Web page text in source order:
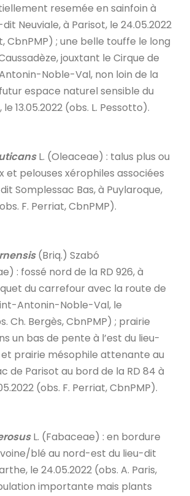
resemée en sainfoin à
dit Neuviale, à Parisot, le 24.05.2022
CbnPMP) ; une belle touffe le long
jouxtant le Cirque de
Noble-Val, non loin de la
espace naturel sensible du
13.05.2022 (obs. L. Pessotto).
L. (Oleaceae) : talus plus ou
et pelouses xérophiles associées
Somplessac Bas, à Puylaroque,
F. Perriat, CbnPMP).
(Briq.) Szabó
: fossé nord de la RD 926, à
du carrefour avec la route de
Antonin-Noble-Val, le
Ch. Bergès, CbnPMP) ; prairie
un bas de pente à l’est du lieu-
et prairie mésophile attenante au
de Parisot au bord de la RD 84 à
(obs. F. Perriat, CbnPMP).
L. (Fabaceae) : en bordure
blé au nord-est du lieu-dit
le 24.05.2022 (obs. A. Paris,
importante mais plants